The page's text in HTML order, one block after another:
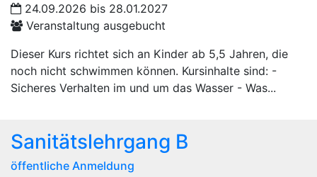
24.09.2026 bis 28.01.2027
Veranstaltung ausgebucht
Dieser Kurs richtet sich an Kinder ab 5,5 Jahren, die
noch nicht schwimmen können. Kursinhalte sind: -
Sicheres Verhalten im und um das Wasser - Was...
Sanitätslehrgang B
öffentliche Anmeldung